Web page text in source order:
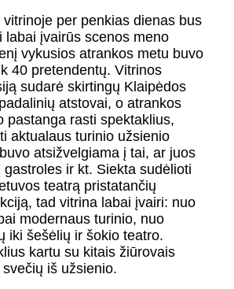
- + =
per penkias dienas bus
labai įvairūs scenos meno
vykusios atrankos metu buvo
40 pretendentų. Vitrinos
sudarė skirtingų Klaipėdos
atstovai, o atrankos
pastanga rasti spektaklius,
aktualaus turinio užsienio
atsižvelgiama į tai, ar juos
gastroles ir kt. Siekta sudėlioti
teatrą pristatančių
tad vitrina labai įvairi: nuo
modernaus turinio, nuo
iki šešėlių ir šokio teatro.
kartu su kitais žiūrovais
iš užsienio.